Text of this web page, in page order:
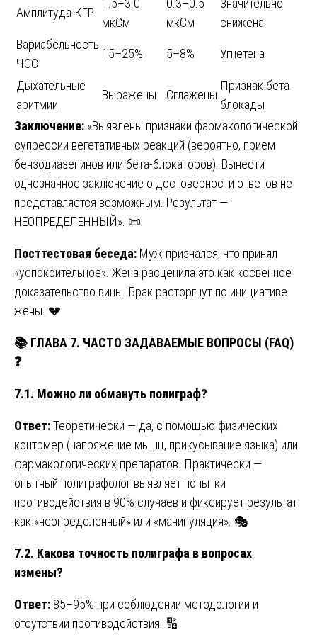
Амплитуда КГР
мкСм
мкСм
снижена
Вариабельность
ЧСС
15–25% 5–8% Угнетена
Дыхательные
аритмии
Выражены Сглажены
Признак бета-
блокады
Заключение: «Выявлены признаки фармакологической
супрессии вегетативных реакций (вероятно, прием
бензодиазепинов или бета-блокаторов). Вынести
однозначное заключение о достоверности ответов не
представляется возможным. Результат —
НЕОПРЕДЕЛЕННЫЙ». 📜
Посттестовая беседа: Муж признался, что принял
«успокоительное». Жена расценила это как косвенное
доказательство вины. Брак расторгнут по инициативе
жены. 💔
📚 ГЛАВА 7. ЧАСТО ЗАДАВАЕМЫЕ ВОПРОСЫ (FAQ)
❓
7.1. Можно ли обмануть полиграф?
Ответ:Теоретически — да, с помощью физических
контрмер (напряжение мышц, прикусывание языка) или
фармакологических препаратов. Практически —
опытный полиграфолог выявляет попытки
противодействия в 90% случаев и фиксирует результат
как «неопределенный» или «манипуляция». 🎭
7.2. Какова точность полиграфа в вопросах
измены?
Ответ: 85–95% при соблюдении методологии и
отсутствии противодействия. 🔢